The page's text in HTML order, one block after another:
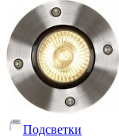
Подсветки